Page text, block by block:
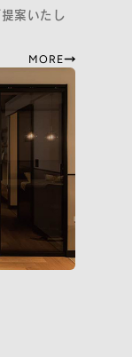
案いたし
MORE